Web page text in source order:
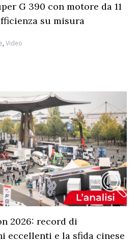
G 390 con motore da 11
su misura
,Video
2026: record di
e la sfida cinese